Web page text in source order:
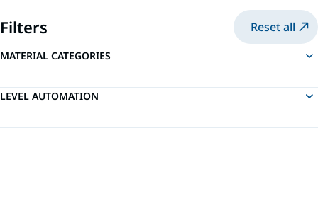
Filters Reset all
MATERIAL CATEGORIES
LEVEL AUTOMATION